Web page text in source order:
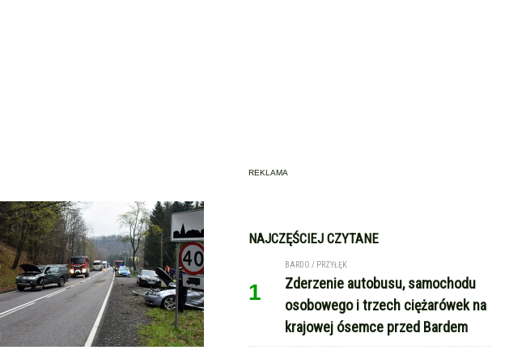
REKLAMA
NAJCZĘŚCIEJ CZYTANE
1
BARDO / PRZYŁĘK
Zderzenie autobusu, samochodu
osobowego i trzech ciężarówek na
krajowej ósemce przed Bardem